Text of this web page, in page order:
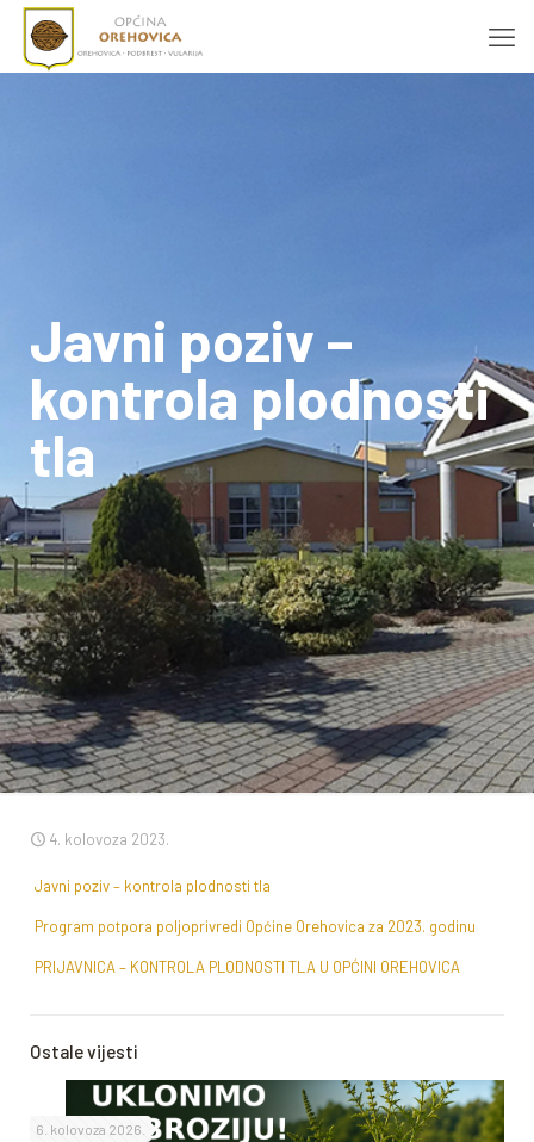
Javni poziv –
kontrola plodnosti
tla
4. kolovoza 2023.
Javni poziv – kontrola plodnosti tla
Program potpora poljoprivredi Općine Orehovica za 2023. godinu
PRIJAVNICA – KONTROLA PLODNOSTI TLA U OPĆINI OREHOVICA
Ostale vijesti
6. kolovoza 2026.